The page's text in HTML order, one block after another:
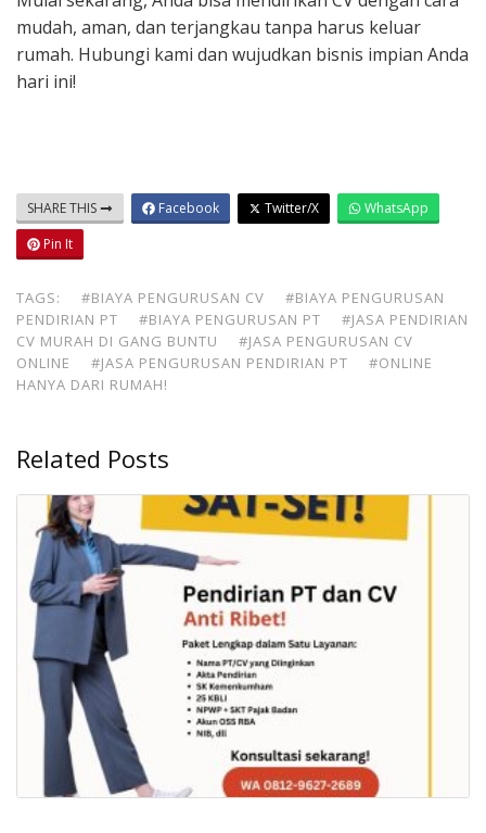
mudah, aman, dan terjangkau tanpa harus keluar
rumah. Hubungi kami dan wujudkan bisnis impian Anda
hari ini!
SHARE THIS Facebook Twitter/X
WhatsApp
Pin It
TAGS: #BIAYA PENGURUSAN CV
#BIAYA PENGURUSAN
PENDIRIAN PT
#BIAYA PENGURUSAN PT
#JASA PENDIRIAN
CV MURAH DI GANG BUNTU
#JASA PENGURUSAN CV
ONLINE
#JASA PENGURUSAN PENDIRIAN PT
#ONLINE
HANYA DARI RUMAH!
Related Posts